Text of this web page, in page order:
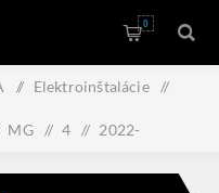
0
/ Elektroinštalácie /
MG / 4 / 2022-